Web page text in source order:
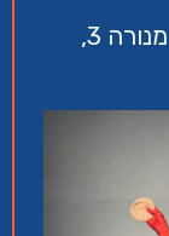
ניסן נתיב, אולם תיאטרון הסטודיו, מנורה 3,